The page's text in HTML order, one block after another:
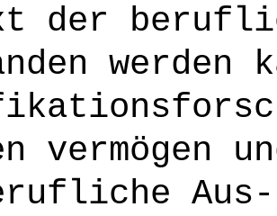
der
werden
vermögen